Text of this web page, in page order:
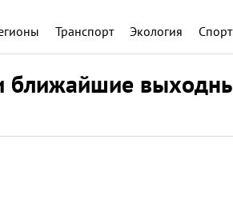
Транспорт Экология Спорт
ближайшие